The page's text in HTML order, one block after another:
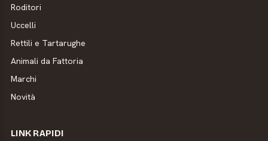
Roditori
Uccelli
Rettili e Tartarughe
Animali da Fattoria
Marchi
Novità
LINK RAPIDI